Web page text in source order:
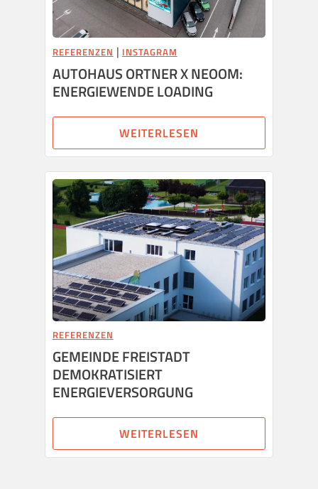
REFERENZEN | INSTAGRAM
AUTOHAUS ORTNER X NEOOM:
ENERGIEWENDE LOADING
WEITERLESEN
REFERENZEN
GEMEINDE FREISTADT
DEMOKRATISIERT
ENERGIEVERSORGUNG
WEITERLESEN